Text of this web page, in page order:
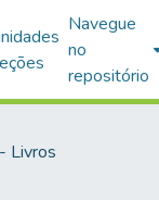
Navegue
no
repositório
Livros